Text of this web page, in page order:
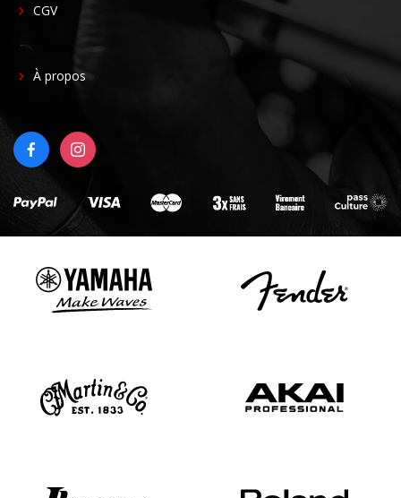
CGV
FOOTER
À propos
FACEBOOKINSTAGRAM